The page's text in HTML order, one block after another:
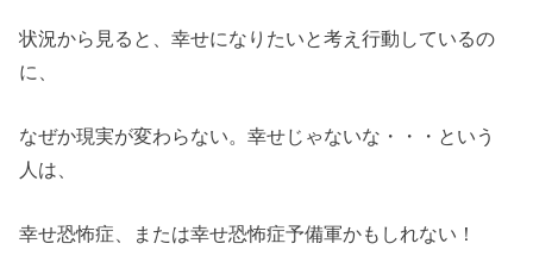
状況から見ると、幸せになりたいと考え行動しているの
に、
なぜか現実が変わらない。幸せじゃないな・・・という
人は、
幸せ恐怖症、または幸せ恐怖症予備軍かもしれない！